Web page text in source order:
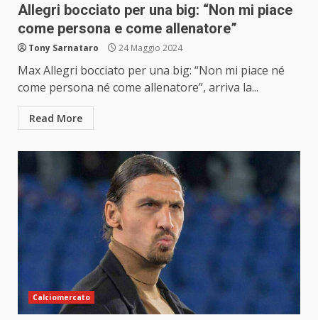
Allegri bocciato per una big: “Non mi piace
come persona e come allenatore”
Tony Sarnataro 24 Maggio 2024
Max Allegri bocciato per una big: “Non mi piace né
come persona né come allenatore”, arriva la...
Read More
Calciomercato